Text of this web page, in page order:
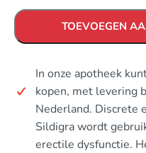
TOEVOEGEN
In onze apotheek
kopen, met levering
Nederland. Discrete
Sildigra wordt
erectile dysfunctie.